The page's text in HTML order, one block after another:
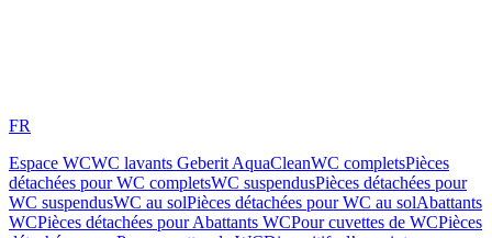
FR
Espace WCWC lavants Geberit AquaCleanWC completsPièces
détachées pour WC completsWC suspendusPièces détachées pour
WC suspendusWC au solPièces détachées pour WC au solAbattants
WCPièces détachées pour Abattants WCPour cuvettes de WCPièces